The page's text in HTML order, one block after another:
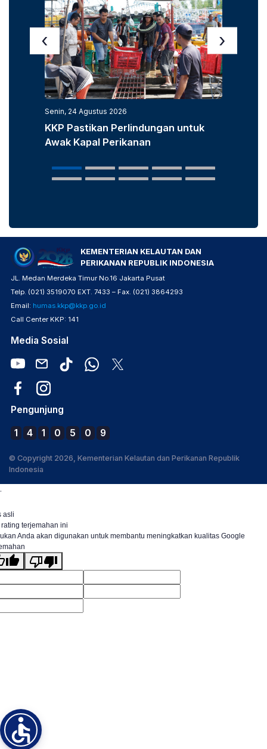
Senin, 24 Agustus 2026
KKP Pastikan Perlindungan untuk
Awak Kapal Perikanan
‹ ›
KEMENTERIAN KELAUTAN DAN
PERIKANAN REPUBLIK INDONESIA
JL. Medan Merdeka Timur No.16 Jakarta Pusat
Telp. (021) 3519070 EXT. 7433 – Fax. (021) 3864293
Email: humas.kkp@kkp.go.id
Call Center KKP: 141
Media Sosial
Pengunjung
1 4 1 0 5 0 9
© Copyright 2026, Kementerian Kelautan dan Perikanan Republik
Indonesia
.
asli
terjemahan ini
Anda akan digunakan untuk membantu meningkatkan kualitas Google